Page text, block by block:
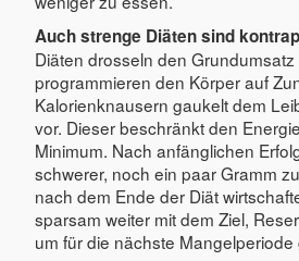
Auch strenge Diäten sind
Diäten drosseln den
programmieren den Körper auf
Kalorienknausern gaukelt dem
vor. Dieser beschränkt den
Minimum. Nach anfänglichen
schwerer, noch ein paar Gramm
nach dem Ende der Diät
sparsam weiter mit dem Ziel,
um für die nächste